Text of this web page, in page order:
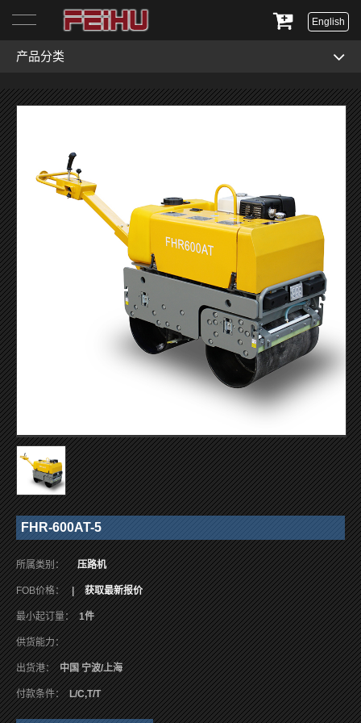
English
产品分类
FHR-600AT-5
所属类别： 压路机
FOB价格： | 获取最新报价
最小起订量： 1件
供货能力：
出货港： 中国 宁波/上海
付款条件： L/C,T/T
首页
关于我们
服务与支持